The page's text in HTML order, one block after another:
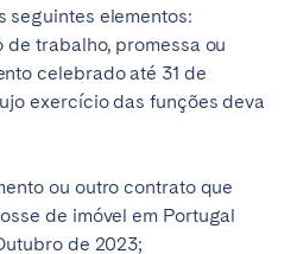
seguintes elementos:
de trabalho, promessa ou
celebrado até 31 de
exercício das funções deva
ou outro contrato que
de imóvel em Portugal
de 2023;
Lucerne
Zürich